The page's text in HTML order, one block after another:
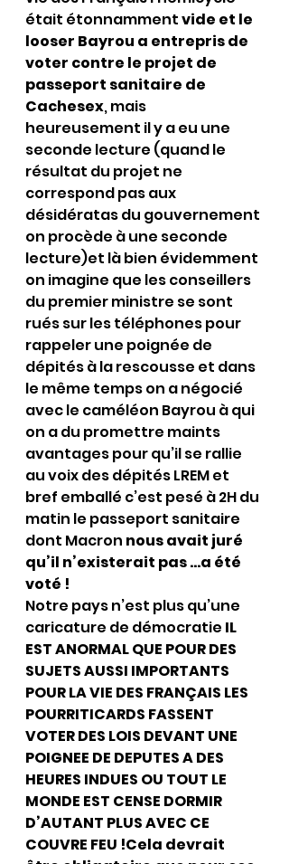
était étonnamment vide et le
looser Bayrou a entrepris de
voter contre le projet de
passeport sanitaire de
Cachesex, mais
heureusement il y a eu une
seconde lecture (quand le
résultat du projet ne
correspond pas aux
désidératas du gouvernement
on procède à une seconde
lecture)et là bien évidemment
on imagine que les conseillers
du premier ministre se sont
rués sur les téléphones pour
rappeler une poignée de
dépités à la rescousse et dans
le même temps on a négocié
avec le caméléon Bayrou à qui
on a du promettre maints
avantages pour qu’il se rallie
au voix des dépités LREM et
bref emballé c’est pesé à 2H du
matin le passeport sanitaire
dont Macron nous avait juré
qu’il n’existerait pas …a été
voté !
Notre pays n’est plus qu’une
caricature de démocratie IL
EST ANORMAL QUE POUR DES
SUJETS AUSSI IMPORTANTS
POUR LA VIE DES FRANÇAIS LES
POURRITICARDS FASSENT
VOTER DES LOIS DEVANT UNE
POIGNEE DE DEPUTES A DES
HEURES INDUES OU TOUT LE
MONDE EST CENSE DORMIR
D’AUTANT PLUS AVEC CE
COUVRE FEU !Cela devrait